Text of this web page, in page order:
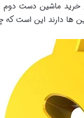
خرید ماشین دست
دارند این است که